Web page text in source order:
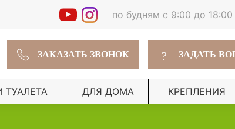
по будням с 9:00 до 18:00
ЗАКАЗАТЬ ЗВОНОК ? ЗАДАТЬ
ДЛЯ ДОМА КРЕПЛЕНИЯ